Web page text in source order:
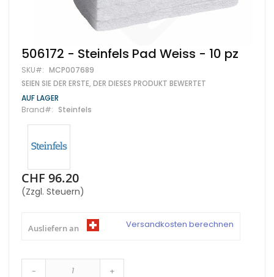
Zum
Anfang
der
Bildgalerie
506172 - Steinfels Pad Weiss - 10 pz
SKU MCP007689
SEIEN SIE DER ERSTE, DER DIESES PRODUKT BEWERTET
AUF LAGER
Brand
Steinfels
CHF 96.20
(Zzgl. Steuern)
Ausliefern an Versandkosten berechnen
- +